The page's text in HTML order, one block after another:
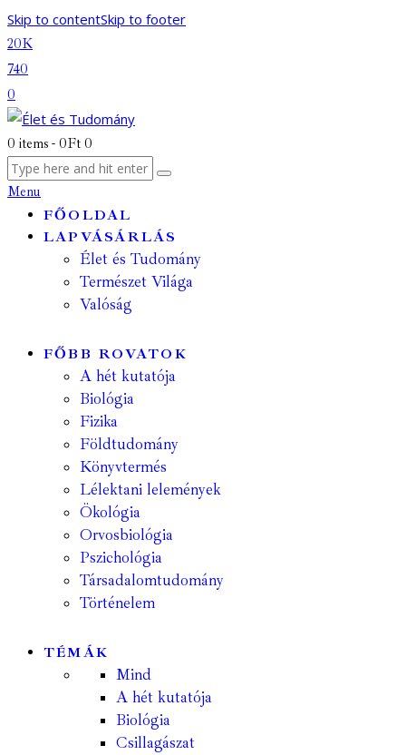
Skip to contentSkip to footer
20K
740
0
0 items - 0Ft 0
Menu
FŐOLDAL
LAPVÁSÁRLÁS
Élet és Tudomány
Természet Világa
Valóság
FŐBB ROVATOK
A hét kutatója
Biológia
Fizika
Földtudomány
Könyvtermés
Lélektani lelemények
Ökológia
Orvosbiológia
Pszichológia
Társadalomtudomány
Történelem
TÉMÁK
Mind
A hét kutatója
Biológia
Csillagászat